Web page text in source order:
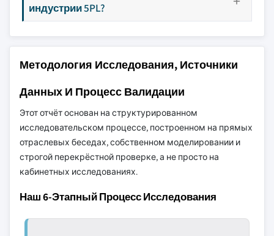
индустрии 5PL?
Методология Исследования, Источники
Данных И Процесс Валидации
Этот отчёт основан на структурированном
исследовательском процессе, построенном на прямых
отраслевых беседах, собственном моделировании и
строгой перекрёстной проверке, а не просто на
кабинетных исследованиях.
Наш 6-Этапный Процесс Исследования